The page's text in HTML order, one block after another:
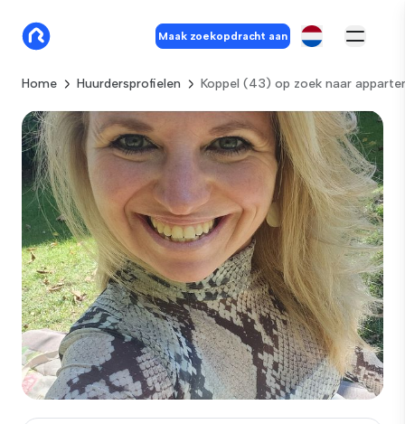
Maak zoekopdracht aan
Home Huurdersprofielen Koppel (43) op zoek naar